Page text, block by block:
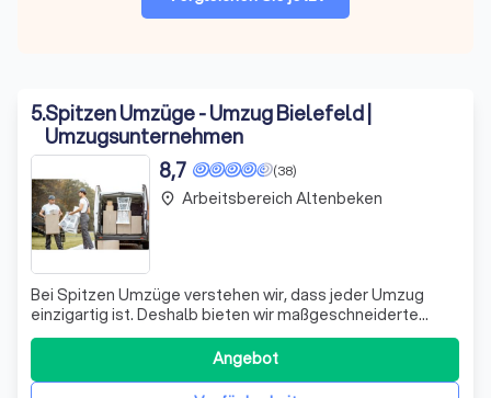
5.Spitzen Umzüge - Umzug Bielefeld |
Umzugsunternehmen
(38)
8,7
Bei Spitzen Umzüge verstehen wir, dass jeder Umzug
einzigartig ist. Deshalb bieten wir maßgeschneiderte
Lösungen, die genau auf Ihre Bedürfnisse abgestimmt
sind. Ob in Bielefeld oder deutschlandweit – unsere
Umzugsprofis planen Ihren Umzug bis ins kleinste Detail,
professionell und termingerecht. Wi
Angebot
place Arbeitsbereich Altenbeken